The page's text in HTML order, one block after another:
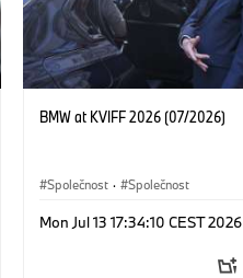
BMW at KVIFF 2026 (07/2026)
Společnost · Společnost
Mon Jul 13 17:34:10 CEST 2026